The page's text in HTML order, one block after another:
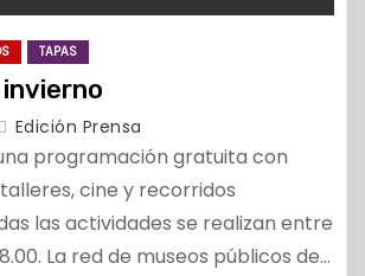
TAPAS
Edición Prensa
programación gratuita con
cine y recorridos
las actividades se realizan entre
La red de museos públicos de…